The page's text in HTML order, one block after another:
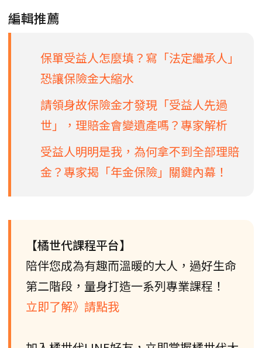
編輯推薦
保單受益人怎麼填？寫「法定繼承人」
恐讓保險金大縮水
請領身故保險金才發現「受益人先過
世」，理賠金會變遺產嗎？專家解析
受益人明明是我，為何拿不到全部理賠
金？專家揭「年金保險」關鍵內幕！
【橘世代課程平台】
陪伴您成為有趣而溫暖的大人，過好生命
第二階段，量身打造一系列專業課程！
立即了解》請點我